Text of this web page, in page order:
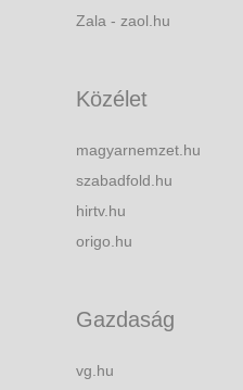
Zala - zaol.hu
Közélet
magyarnemzet.hu
szabadfold.hu
hirtv.hu
origo.hu
Gazdaság
vg.hu